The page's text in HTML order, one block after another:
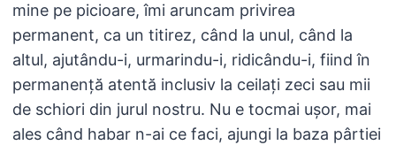
mine pe picioare, îmi aruncam privirea
permanent, ca un titirez, când la unul, când la
altul, ajutându-i, urmarindu-i, ridicându-i, fiind în
permanență atentă inclusiv la ceilați zeci sau mii
de schiori din jurul nostru. Nu e tocmai ușor, mai
ales când habar n-ai ce faci, ajungi la baza pârtiei